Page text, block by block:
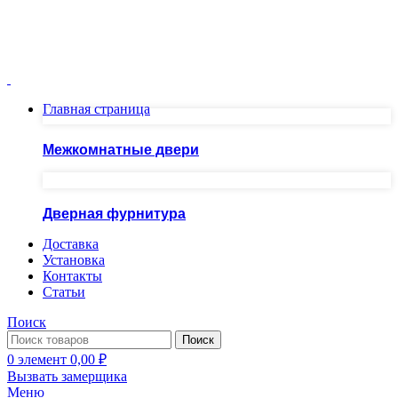
Главная страница
Межкомнатные двери
Дверная фурнитура
Доставка
Установка
Контакты
Статьи
Поиск
Поиск
0 элемент 0,00 ₽
Вызвать замерщика
Меню